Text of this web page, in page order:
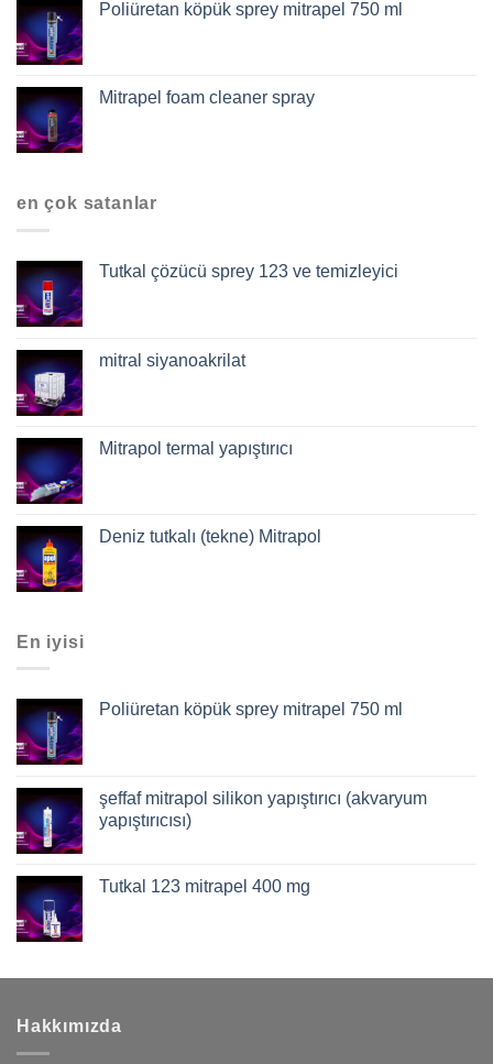
Poliüretan köpük sprey mitrapel 750 ml
Mitrapel foam cleaner spray
en çok satanlar
Tutkal çözücü sprey 123 ve temizleyici
mitral siyanoakrilat
Mitrapol termal yapıştırıcı
Deniz tutkalı (tekne) Mitrapol
En iyisi
Poliüretan köpük sprey mitrapel 750 ml
şeffaf mitrapol silikon yapıştırıcı (akvaryum
yapıştırıcısı)
Tutkal 123 mitrapel 400 mg
Hakkımızda